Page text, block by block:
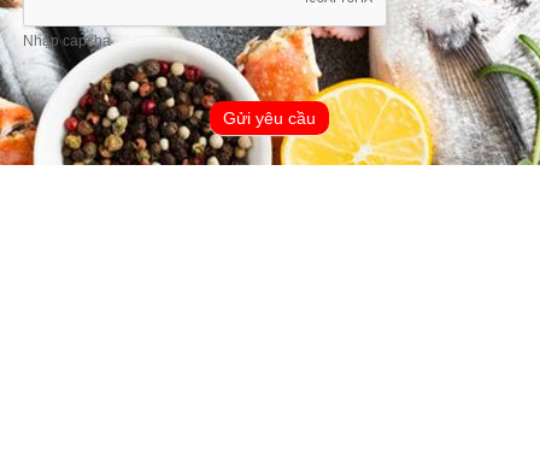
Nhập capcha
Gửi yêu cầu